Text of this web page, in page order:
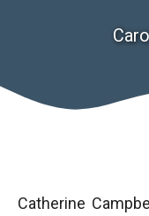
Catherine